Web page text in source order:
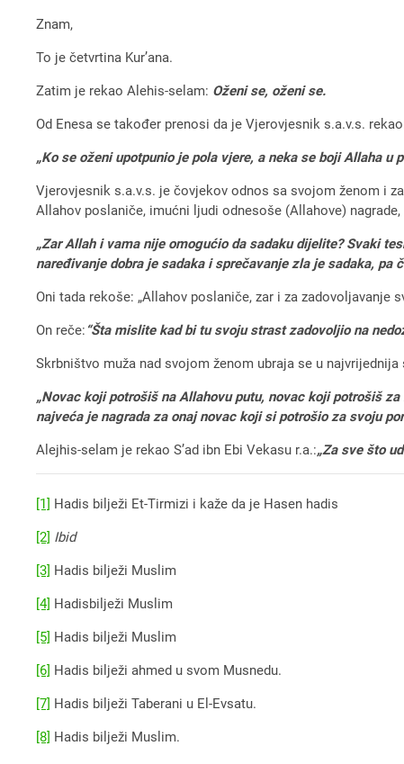
Znam,
To je četvrtina Kur’ana.
Zatim je rekao Alehis-selam: Oženi se, oženi se.
Od Enesa se također prenosi da je Vjerovjesnik s.a.v.s.
„Ko se oženi upotpunio je pola vjere, a neka se boji Allaha u
Vjerovjesnik s.a.v.s. je čovjekov odnos sa svojom ženom i
Allahov poslaniče, imućni ljudi odnesoše (Allahove)
„Zar Allah i vama nije omogućio da sadaku dijelite? Svaki
naređivanje dobra je sadaka i sprečavanje zla je sadaka, pa
Oni tada rekoše: „Allahov poslaniče, zar i za zadovoljavanje
On reče: “Šta mislite kad bi tu svoju strast zadovoljio na
Skrbništvo muža nad svojom ženom ubraja se u
„Novac koji potrošiš na Allahovu putu, novac koji potrošiš
najveća je nagrada za onaj novac koji si potrošio za svoju
Alejhis-selam je rekao S’ad ibn Ebi Vekasu r.a.:„Za sve što
[1] Hadis bilježi Et-Tirmizi i kaže da je Hasen hadis
[2] Ibid
[3] Hadis bilježi Muslim
[4] Hadisbilježi Muslim
[5] Hadis bilježi Muslim
[6] Hadis bilježi ahmed u svom Musnedu.
[7] Hadis bilježi Taberani u El-Evsatu.
[8] Hadis bilježi Muslim.